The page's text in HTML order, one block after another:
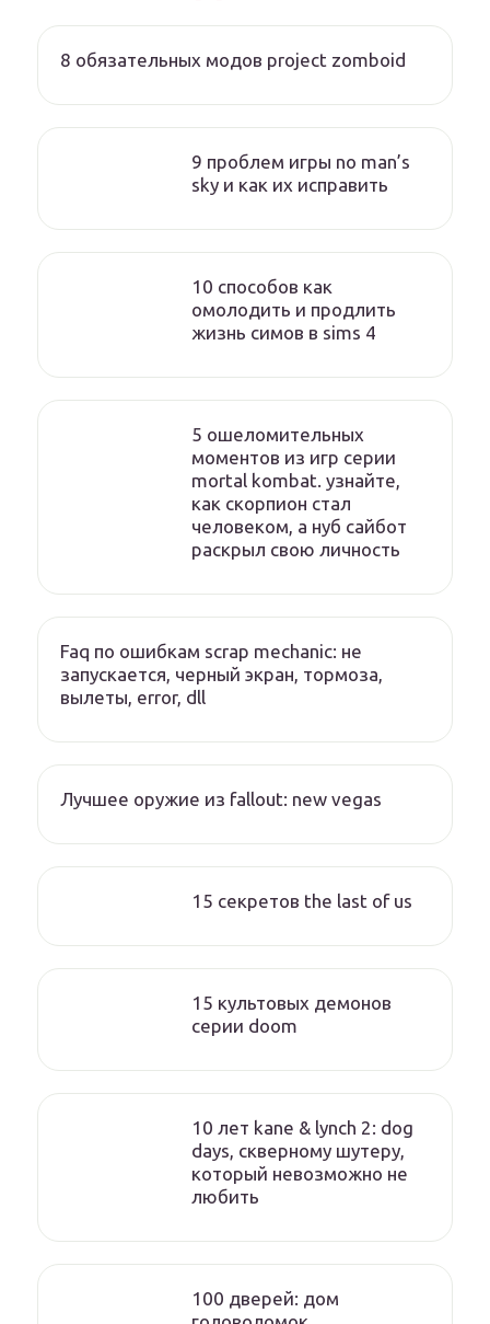
8 обязательных модов project zomboid
9 проблем игры no man’s
sky и как их исправить
10 способов как
омолодить и продлить
жизнь симов в sims 4
5 ошеломительных
моментов из игр серии
mortal kombat. узнайте,
как скорпион стал
человеком, а нуб сайбот
раскрыл свою личность
Faq по ошибкам scrap mechanic: не
запускается, черный экран, тормоза,
вылеты, error, dll
Лучшее оружие из fallout: new vegas
15 секретов the last of us
15 культовых демонов
серии doom
10 лет kane & lynch 2: dog
days, скверному шутеру,
который невозможно не
любить
100 дверей: дом